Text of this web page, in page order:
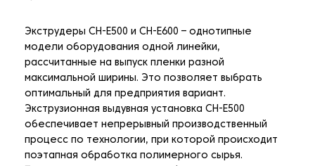
Экструдеры CH-E500 и CH-E600 – однотипные
модели оборудования одной линейки,
рассчитанные на выпуск пленки разной
максимальной ширины. Это позволяет выбрать
оптимальный для предприятия вариант.
Экструзионная выдувная установка CH-E500
обеспечивает непрерывный производственный
процесс по технологии, при которой происходит
поэтапная обработка полимерного сырья.